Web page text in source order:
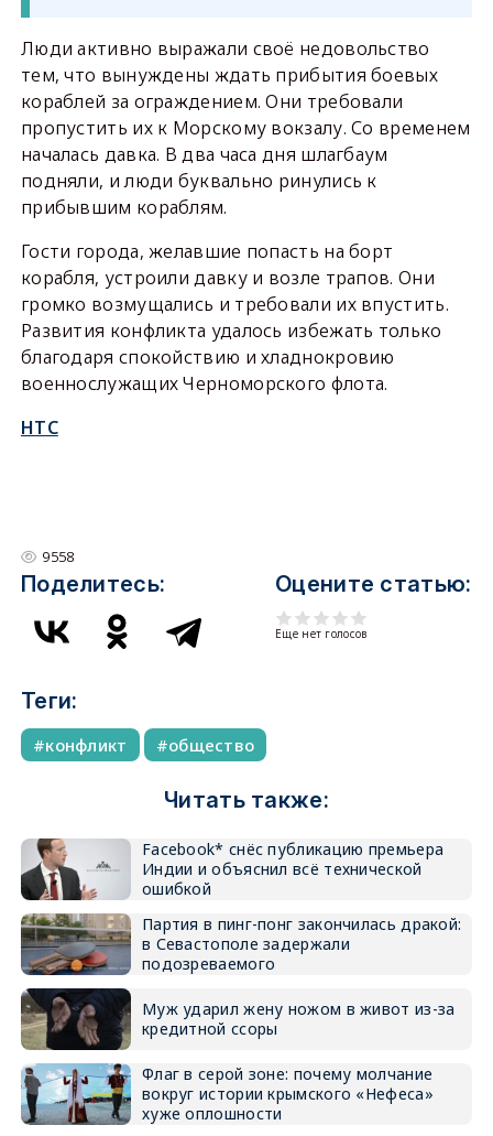
Люди активно выражали своё недовольство
тем, что вынуждены ждать прибытия боевых
кораблей за ограждением. Они требовали
пропустить их к Морскому вокзалу. Со временем
началась давка. В два часа дня шлагбаум
подняли, и люди буквально ринулись к
прибывшим кораблям.
Гости города, желавшие попасть на борт
корабля, устроили давку и возле трапов. Они
громко возмущались и требовали их впустить.
Развития конфликта удалось избежать только
благодаря спокойствию и хладнокровию
военнослужащих Черноморского флота.
НТС
9558
Поделитесь: Оцените статью:
Еще нет голосов
Теги:
конфликт общество
Читать также:
Facebook* снёс публикацию премьера
Индии и объяснил всё технической
ошибкой
Партия в пинг-понг закончилась дракой:
в Севастополе задержали
подозреваемого
Муж ударил жену ножом в живот из-за
кредитной ссоры
Флаг в серой зоне: почему молчание
вокруг истории крымского «Нефеса»
хуже оплошности